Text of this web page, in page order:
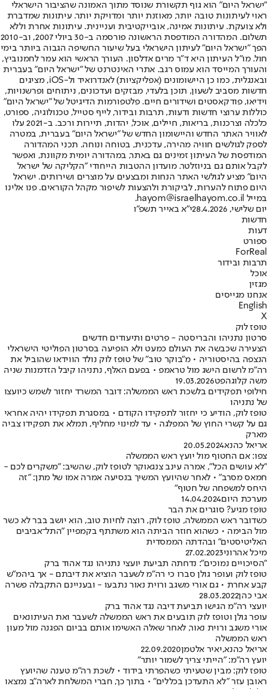
"ישראל היום" הוא גוף תקשורת שנוסד מתוך האמונה שהציבור הישראלי
ראוי לעיתונות טובה יותר, מאוזנת יותר ומדויקת יותר. עיתונות שמדברת
ולא צועקת. עיתונות אמינה, אובייקטיבית ועניינית. עיתונות אחרת וללא
תשלום. המהדורה המודפסת הראשונה פורסמה ב-30 ביולי 2007, וב-2010
הפך "ישראל היום" לעיתון הישראלי בעל שיעור החשיפה הגבוה ביותר בימי
חול. מו"ל העיתון היא ד"ר מרים אדלסון. העורך הראשי הוא עמר לחמנוביץ,
והעורך המייסד הוא עמוס רגב. אתרי האינטרנט של "ישראל היום" בעברית
ובאנגלית, כמו כן היישומונים (אפליקציות) לאנדרואיד ול-iOS, מציגים
חדשות מסביב לשעון, תוכן בלעדי, מבזקים ועדכונים, ניתוחים ופרשנויות,
וידיאו, פודקאסטים ושידורים חיים. פלטפורמות הדיגיטל של "ישראל היום"
כוללות ערוצי חדשות ודעות, תרבות ובידור, לייף סטייל, טכנולוגיה, ספורט,
כלכלה וצרכנות, בריאות, חיילים, אוכל, יהדות, תיירות ורכב. ב-2021 עלו
לאוויר האתר החדש והיישומון החדש של "ישראל היום" בעברית, במטרה
לספק לגולשים חוויה מהירה, עדכנית, בטוחה ונוחה. תכני המהדורה
המודפסת של העיתון זמינים גם באתר, במהדורה יומית מקוונת, ואפשר
לקבל אותם גם בניוזלטר. מועדון ההטבות הייחודי "הקליקה של ישראל
היום" מציע לגולשי האתר הנחות ומבצעים על מוצרים ושירותים. ישראל
היום פתוח להערות, לביקורת ולהצעות לשיפור מקהל הקוראים. פנו אלינו
במייל hayom@israelhayom.co.il.
יום שלישי, 28.4.2026
י"א באייר תשפ"ו
חדשות
דעות
ספורט
ForReal
תרבות ובידור
אוכל
מגזין
אנחנו מגייסים
English
X
טופז לוק
סרטון נתניהו והבריסטה - פרטים ותיעודים חדשים
הצעירה שכבשה את העולם כמעט ולא הופיעה בסרטון הפוליטי הישראלי
הנצפה בהיסטוריה • מ"בוקר טוב" של טופז לוק נולד הווידאו שהוביל את
רה"מ לרשום הישג מול טראמפ • בפעם האלף, נתניהו קיבל הזדמנות שניה
משה קלוגהפט19.03.2026
חילופי תפקידים בלשכת ראש הממשלה: דובר המשרד יחזור לשמש כיועצו
של נתניהו
טופז לוק, הודיע כי יחזור לתפקידו הקודם • במסגרת תפקידו יהיה אחראי
גם על קשרי החוץ של המפלגה • עד למינוי מחליף, תמלא את תפקידו צביה
מארק
אריאל כהנא20.05.2024
צפו: אם החטוף מול יועץ ראש הממשלה
"לא עושים הכל", אמרה עינב צנגאוקר לטופז לוק, שהשיב: "משקרים לכם -
חמאס מסרב" • לאחר שהיועץ המשיך בנסיעה אמרה אמו של מתן: "זה
היחס למשפחה של חטוף"
מערכת היום14.04.2024
טופז מגיע? סוגרים את הבר
כשדובר ראש הממשלה, טופז לוק, רוצה לחיות טוב, הוא יושב בבר לא כשר
מול הבימה • כשהוא חוזר הביתה הוא משתתף בקמפיין "התל־אביבים
האליטיסטים" ובהדתה הממסדית
מיכל אהרוני27.02.2023
"הסיכויים נמוכים": נדחתה תביעת יועצי נתניהו נגד אהוד ברק
טופז לוק ועופר גולן סברו כי רה"מ לשעבר הוציא את דיבתם - אך ביהמ"ש
קבע אחרת • גם אורי משגב ורוית נאור נתבעו - ובעניינם התקבלה פשרה
אבי כהן28.03.2022
יועצי רה"מ הגישו תביעת דיבה נגד אהוד ברק
עופר גולן וטופז לוק תובעים את ראש הממשלה לשעבר ואת העיתונאים
אורי משגב ורוית נאור, לאחר שאלה האשימו אותם בביום הפגנה מול מעון
ראש הממשלה
אריאל כהנא,יאיר אלטמן22.09.2020
יועץ רה"מ: "הייתי צריך לשמור יותר"
טופז לוק: מבין שטעיתי כשהפרתי בידוד • לשכת רה"מ טענה שהיועץ
ראובן עזר "לא התעדכן בכללים" • בתוך כך, חברי המשלחת לארה"ב נמצאו